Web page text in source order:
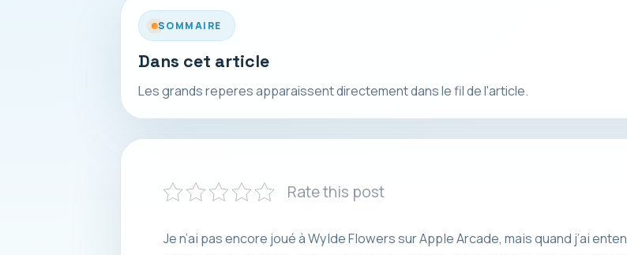
SOMMAIRE
Dans cet article
Les grands reperes apparaissent directement dans le fil de l'article.
Rate this post
Je n’ai pas encore joué à Wylde Flowers sur Apple Arcade, mais quand j’ai